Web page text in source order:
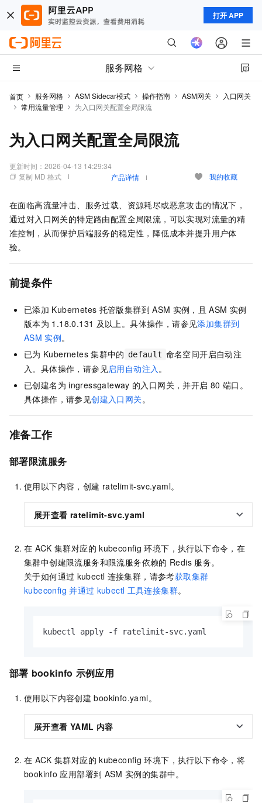
打开 APP
服务网格
首页 服务网格 ASM Sidecar模式 操作指南 ASM网关
入口网关
常用流量管理
为入口网关配置全局限流
为入口网关配置全局限流
更新时间： 2026-04-13 14:29:34
复制 MD 格式
产品详情 我的收藏
在面临高流量冲击、服务过载、资源耗尽或恶意攻击的情况下，
通过对入口网关的特定路由配置全局限流，可以实现对流量的精
准控制，从而保护后端服务的稳定性，降低成本并提升用户体
验。
前提条件
已添加 Kubernetes 托管版集群到 ASM 实例，且 ASM 实例
版本为 1.18.0.131 及以上。具体操作，请参见添加集群到
ASM 实例。
已为 Kubernetes 集群中的 default 命名空间开启自动注
入。具体操作，请参见启用自动注入。
已创建名为 ingressgateway 的入口网关，并开启 80 端口。
具体操作，请参见创建入口网关。
准备工作
部署限流服务
使用以下内容，创建 ratelimit-svc.yaml。
展开查看 ratelimit-svc.yaml
在 ACK 集群对应的 kubeconfig 环境下，执行以下命令，在
集群中创建限流服务和限流服务依赖的 Redis 服务。
关于如何通过 kubectl 连接集群，请参考获取集群
kubeconfig 并通过 kubectl 工具连接集群。
kubectl apply -f ratelimit-svc.yaml
部署 bookinfo 示例应用
使用以下内容创建 bookinfo.yaml。
展开查看 YAML 内容
在 ACK 集群对应的 kubeconfig 环境下，执行以下命令，将
bookinfo 应用部署到 ASM 实例的集群中。